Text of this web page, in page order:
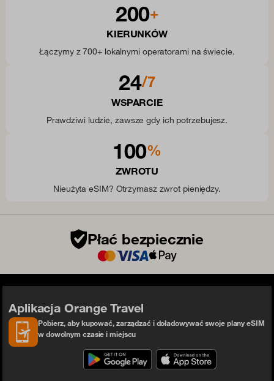
200+
KIERUNKÓW
Łączymy z 700+ lokalnymi operatorami na świecie.
24/7
WSPARCIE
Prawdziwi ludzie, zawsze gdy ich potrzebujesz.
100%
ZWROTU
Nieużyta eSIM? Otrzymasz zwrot pieniędzy.
Płać bezpiecznie
Aplikacja Orange Travel
Pobierz, aby kupować, zarządzać i doładowywać swoje plany eSIM
w dowolnym czasie i miejscu